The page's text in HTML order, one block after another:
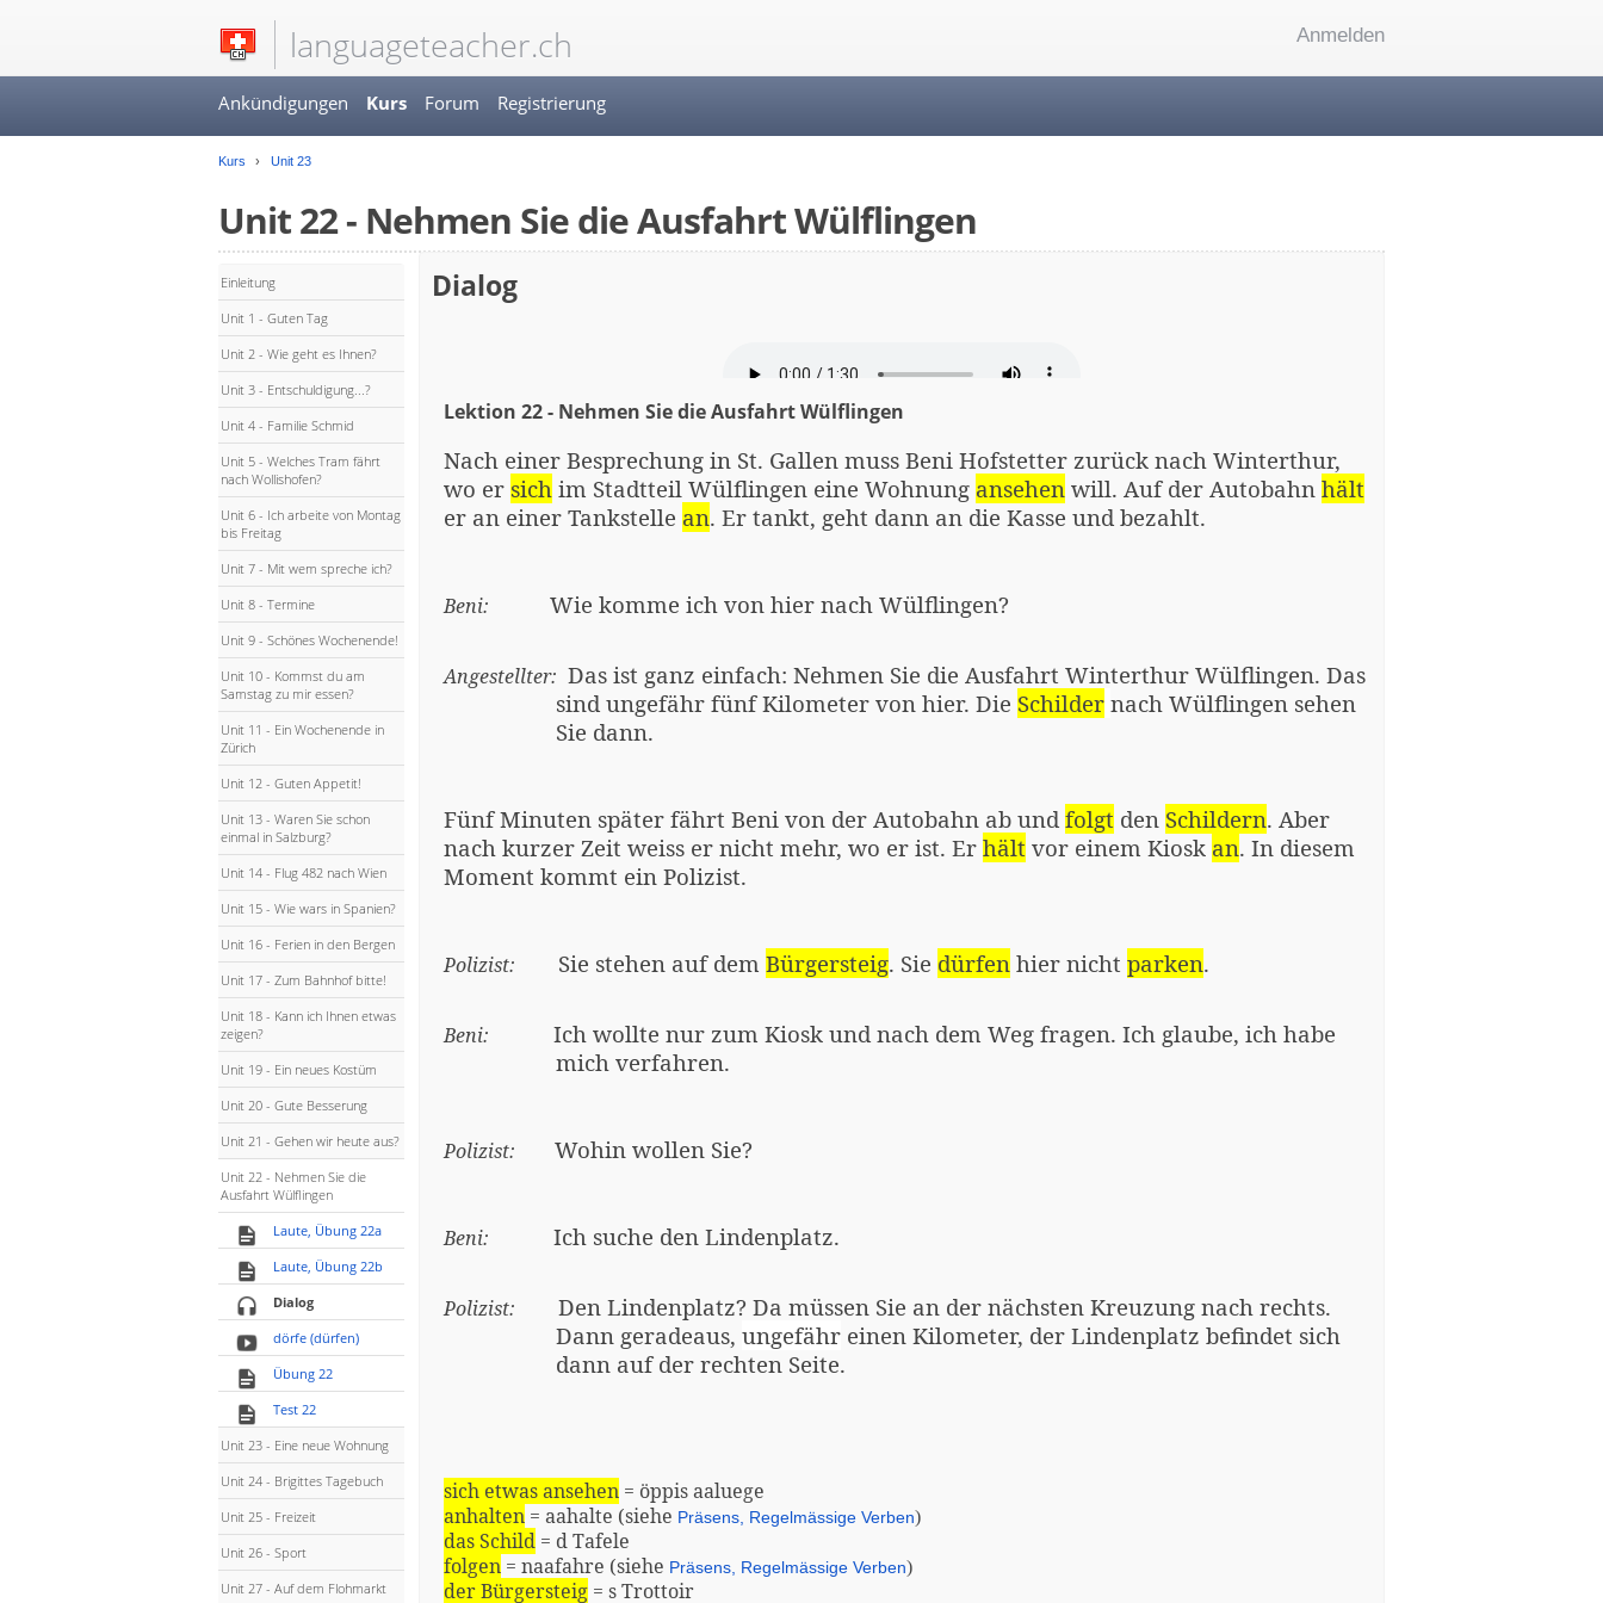
languageteacher.ch Anmelden
Ankündigungen Kurs Forum Registrierung
Kurs Unit 23
Unit 22 - Nehmen Sie die Ausfahrt Wülflingen
Einleitung
Unit 1 - Guten Tag
Unit 2 - Wie geht es Ihnen?
Unit 3 - Entschuldigung...?
Unit 4 - Familie Schmid
Unit 5 - Welches Tram fährt
nach Wollishofen?
Unit 6 - Ich arbeite von Montag
bis Freitag
Unit 7 - Mit wem spreche ich?
Unit 8 - Termine
Unit 9 - Schönes Wochenende!
Unit 10 - Kommst du am
Samstag zu mir essen?
Unit 11 - Ein Wochenende in
Zürich
Unit 12 - Guten Appetit!
Unit 13 - Waren Sie schon
einmal in Salzburg?
Unit 14 - Flug 482 nach Wien
Unit 15 - Wie wars in Spanien?
Unit 16 - Ferien in den Bergen
Unit 17 - Zum Bahnhof bitte!
Unit 18 - Kann ich Ihnen etwas
zeigen?
Unit 19 - Ein neues Kostüm
Unit 20 - Gute Besserung
Unit 21 - Gehen wir heute aus?
Unit 22 - Nehmen Sie die
Ausfahrt Wülflingen
Laute, Übung 22a
Laute, Übung 22b
Dialog
dörfe (dürfen)
Übung 22
Test 22
Unit 23 - Eine neue Wohnung
Unit 24 - Brigittes Tagebuch
Unit 25 - Freizeit
Unit 26 - Sport
Unit 27 - Auf dem Flohmarkt
Dialog
Lektion 22 - Nehmen Sie die Ausfahrt Wülflingen
Nach einer Besprechung in St. Gallen muss Beni Hofstetter zurück nach Winterthur,
wo er sich im Stadtteil Wülflingen eine Wohnung ansehen will. Auf der Autobahn hält
er an einer Tankstelle an. Er tankt, geht dann an die Kasse und bezahlt.
Beni: Wie komme ich von hier nach Wülflingen?
Angestellter: Das ist ganz einfach: Nehmen Sie die Ausfahrt Winterthur Wülflingen. Das
sind ungefähr fünf Kilometer von hier. Die Schilder nach Wülflingen sehen
Sie dann.
Fünf Minuten später fährt Beni von der Autobahn ab und folgt den Schildern. Aber
nach kurzer Zeit weiss er nicht mehr, wo er ist. Er hält vor einem Kiosk an. In diesem
Moment kommt ein Polizist.
Polizist: Sie stehen auf dem Bürgersteig. Sie dürfen hier nicht parken.
Beni:
Ich wollte nur zum Kiosk und nach dem Weg fragen. Ich glaube, ich habe
mich verfahren.
Polizist: Wohin wollen Sie?
Beni: Ich suche den Lindenplatz.
Polizist:
Den Lindenplatz? Da müssen Sie an der nächsten Kreuzung nach rechts.
Dann geradeaus, ungefähr einen Kilometer, der Lindenplatz befindet sich
dann auf der rechten Seite.
sich etwas ansehen = öppis aaluege
anhalten = aahalte (siehe Präsens, Regelmässige Verben)
das Schild = d Tafele
folgen = naafahre (siehe Präsens, Regelmässige Verben)
der Bürgersteig = s Trottoir